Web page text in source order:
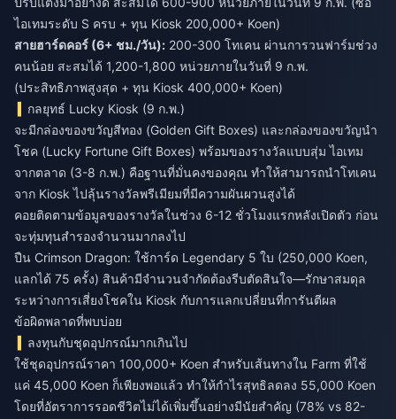
ไอเทมระดับ S ครบ + ทุน Kiosk 200,000+ Koen)
สายฮาร์ดคอร์ (6+ ชม./วัน): 200-300 โทเคน ผ่านการวนฟาร์มช่วง
คนน้อย สะสมได้ 1,200-1,800 หน่วยภายในวันที่ 9 ก.พ.
(ประสิทธิภาพสูงสุด + ทุน Kiosk 400,000+ Koen)
กลยุทธ์ Lucky Kiosk (9 ก.พ.)
จะมีกล่องของขวัญสีทอง (Golden Gift Boxes) และกล่องของขวัญนำ
โชค (Lucky Fortune Gift Boxes) พร้อมของรางวัลแบบสุ่ม ไอเทม
จากตลาด (3-8 ก.พ.) คือฐานที่มั่นคงของคุณ ทำให้สามารถนำโทเคน
จาก Kiosk ไปลุ้นรางวัลพรีเมียมที่มีความผันผวนสูงได้
คอยติดตามข้อมูลของรางวัลในช่วง 6-12 ชั่วโมงแรกหลังเปิดตัว ก่อน
จะทุ่มทุนสำรองจำนวนมากลงไป
ปืน Crimson Dragon: ใช้การ์ด Legendary 5 ใบ (250,000 Koen,
แลกได้ 75 ครั้ง) สินค้ามีจำนวนจำกัดต้องรีบตัดสินใจ—รักษาสมดุล
ระหว่างการเสี่ยงโชคใน Kiosk กับการแลกเปลี่ยนที่การันตีผล
ข้อผิดพลาดที่พบบ่อย
ลงทุนกับชุดอุปกรณ์มากเกินไป
ใช้ชุดอุปกรณ์ราคา 100,000+ Koen สำหรับเส้นทางใน Farm ที่ใช้
แค่ 45,000 Koen ก็เพียงพอแล้ว ทำให้กำไรสุทธิลดลง 55,000 Koen
โดยที่อัตราการรอดชีวิตไม่ได้เพิ่มขึ้นอย่างมีนัยสำคัญ (78% vs 82-